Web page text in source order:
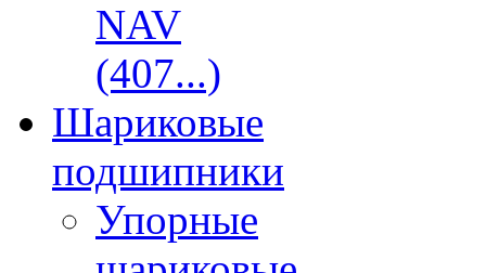
NAV
(407...)
Шариковые
подшипники
Упорные